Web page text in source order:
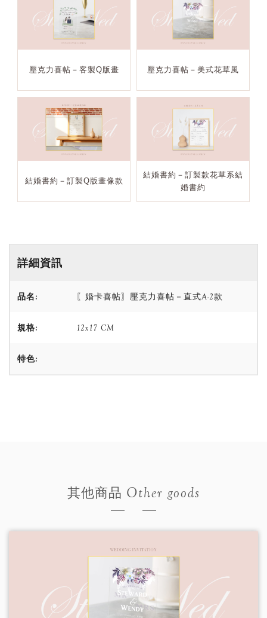
壓克力喜帖－客製Q版畫 壓克力喜帖－美式花草風
結婚書約－訂製Q版畫像款
結婚書約－訂製款花草系結
婚書約
詳細資訊
品名: 〖婚卡喜帖〗壓克力喜帖－直式A-2款
規格: 12x17 CM
特色:
其他商品 Other goods